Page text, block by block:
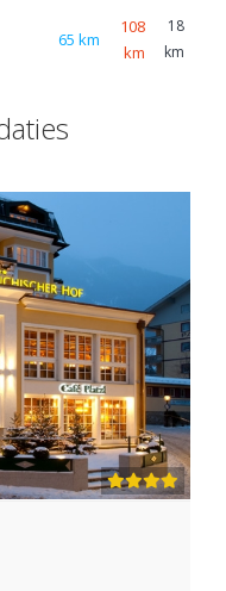
65 km
108
km
18
km